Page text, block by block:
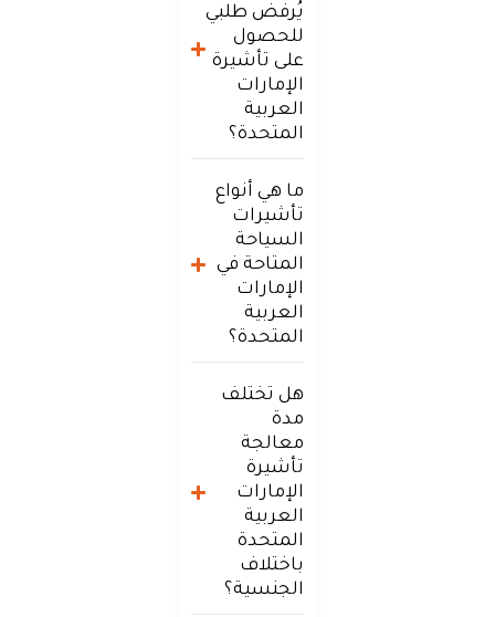
يُرفض طلبي
للحصول
على تأشيرة
الإمارات
العربية
المتحدة؟
ما هي أنواع
تأشيرات
السياحة
المتاحة في
الإمارات
العربية
المتحدة؟
هل تختلف
مدة
معالجة
تأشيرة
الإمارات
العربية
المتحدة
باختلاف
الجنسية؟